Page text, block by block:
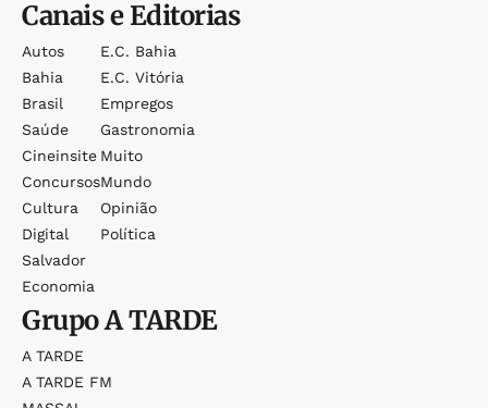
Canais e Editorias
Autos
Bahia
Brasil
Saúde
Cineinsite
Concursos
Cultura
Digital
Salvador
Economia
E.c. Bahia
E.c. Vitória
Empregos
Gastronomia
Muito
Mundo
Opinião
Política
GrupoA TARDE
A TARDE
A TARDE FM